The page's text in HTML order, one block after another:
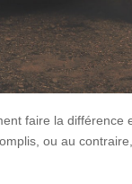
faire la différence
ou au